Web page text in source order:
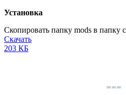
Установка
Скопировать папку mods в папку
Скачать
203 КБ